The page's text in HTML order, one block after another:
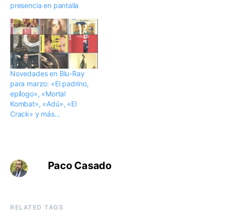
presencia en pantalla
Novedades en Blu-Ray
para marzo: «El padrino,
epílogo», «Mortal
Kombat», «Adú», «El
Crack» y más…
Paco Casado
RELATED TAGS